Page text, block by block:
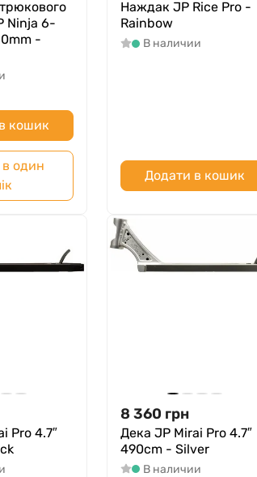
Ninja 6-
-
кошик
один
Наждак JP Rice Pro -
Rainbow
В наличии
Додати в кошик
Pro 4.7″
8 360 грн
Дека JP Mirai Pro 4.7″
490cm - Silver
В наличии